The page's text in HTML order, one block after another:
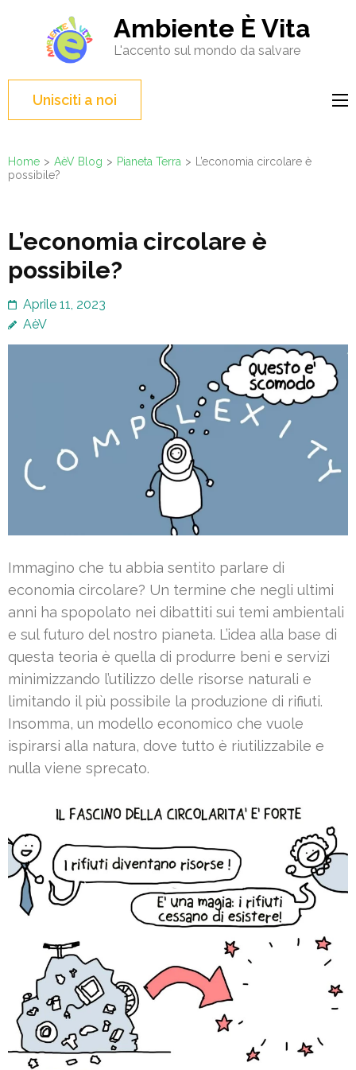
contenuto
(premi
Invio)
Ambiente È Vita
L'accento sul mondo da salvare
Unisciti a noi
Home > AèV Blog > Pianeta Terra >
L’economia circolare è
possibile?
L’economia circolare è
possibile?
Aprile 11, 2023
AèV
Immagino che tu abbia sentito parlare di
economia circolare? Un termine che negli ultimi
anni ha spopolato nei dibattiti sui temi ambientali
e sul futuro del nostro pianeta. L’idea alla base di
questa teoria è quella di produrre beni e servizi
minimizzando l’utilizzo delle risorse naturali e
limitando il più possibile la produzione di rifiuti.
Insomma, un modello economico che vuole
ispirarsi alla natura, dove tutto è riutilizzabile e
nulla viene sprecato.